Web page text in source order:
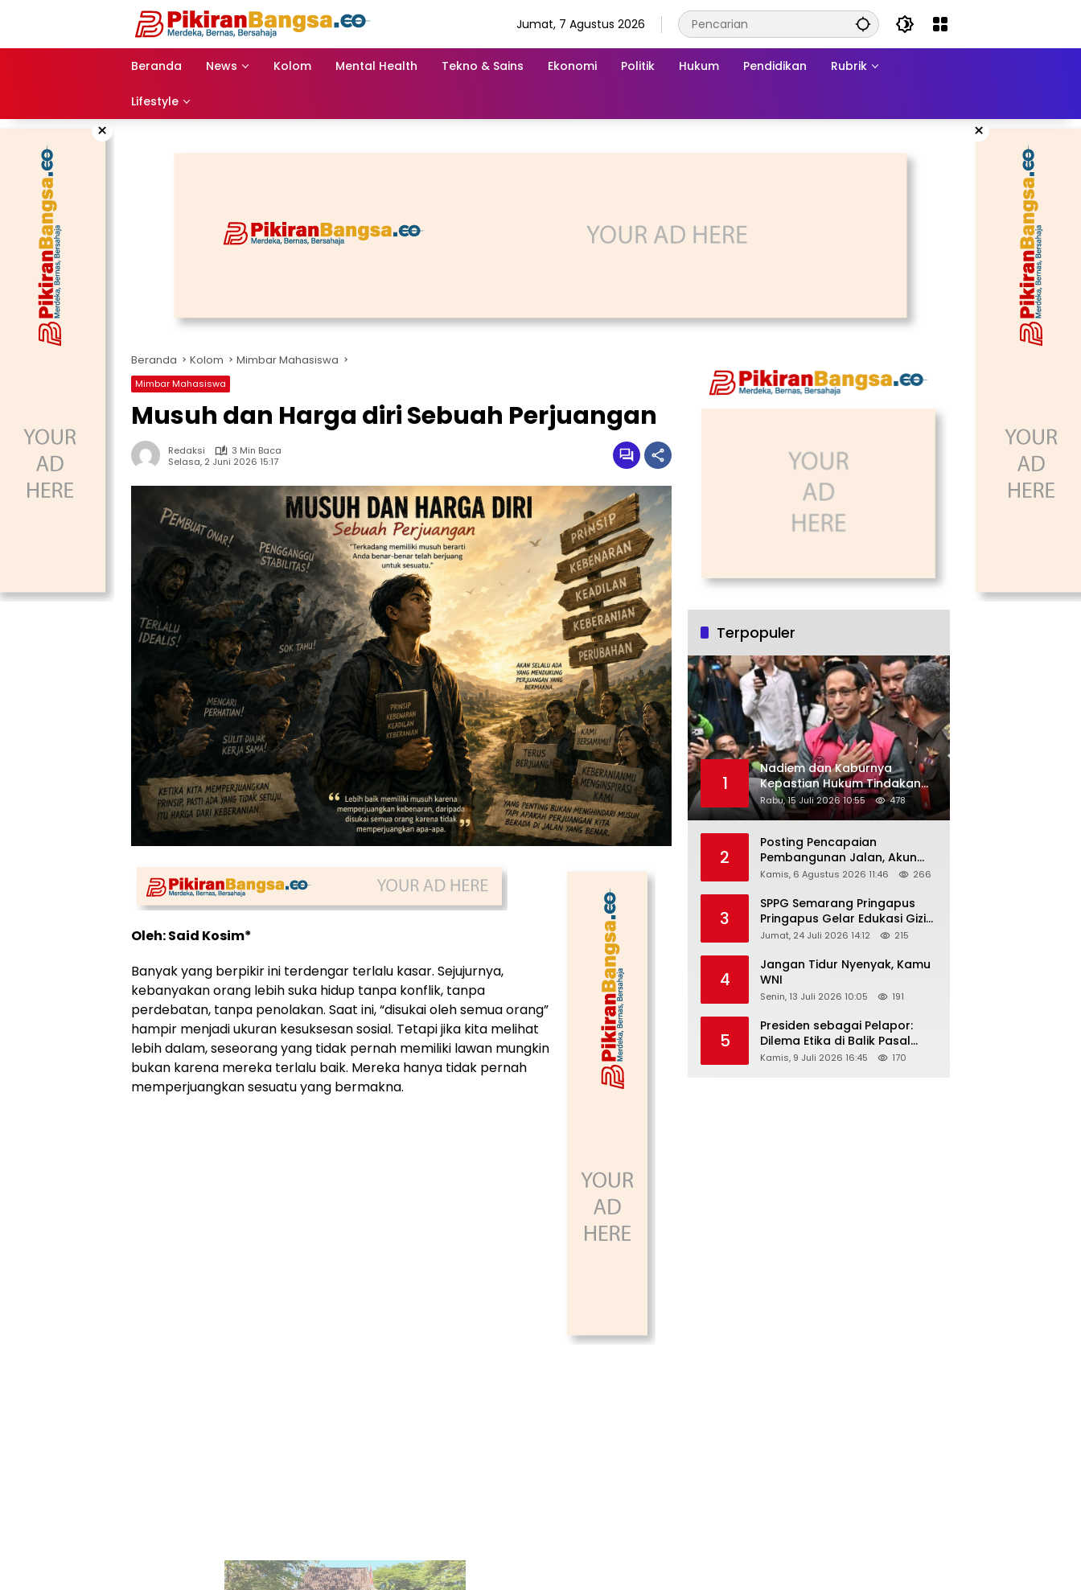
Jumat, 7 Agustus 2026
Beranda News Kolom Mental Health Tekno & Sains Ekonomi Politik Hukum Pendidikan Rubrik
Lifestyle
× ×
Beranda Kolom Mimbar Mahasiswa
Mimbar Mahasiswa
Musuh dan Harga diri Sebuah Perjuangan
Redaksi
3 Min Baca
Selasa, 2 Juni 2026 15:17
Oleh: Said Kosim*
Banyak yang berpikir ini terdengar terlalu kasar. Sejujurnya,
kebanyakan orang lebih suka hidup tanpa konflik, tanpa
perdebatan, tanpa penolakan. Saat ini, “disukai oleh semua orang”
hampir menjadi ukuran kesuksesan sosial. Tetapi jika kita melihat
lebih dalam, seseorang yang tidak pernah memiliki lawan mungkin
bukan karena mereka terlalu baik. Mereka hanya tidak pernah
memperjuangkan sesuatu yang bermakna.
Terpopuler
1
Nadiem dan Kaburnya
Kepastian Hukum Tindakan
Pejabat Publik
Rabu, 15 Juli 2026 10:55 478
2
Posting Pencapaian
Pembangunan Jalan, Akun
Facebook Pemerintah
“Dirujak” Warganet
Kamis, 6 Agustus 2026 11:46 266
3
SPPG Semarang Pringapus
Pringapus Gelar Edukasi Gizi
di PAUD Bina Balita Peringati
Jumat, 24 Juli 2026 14:12 215
4
Jangan Tidur Nyenyak, Kamu
WNI
Senin, 13 Juli 2026 10:05 191
5
Presiden sebagai Pelapor:
Dilema Etika di Balik Pasal
218–220 KUHP
Kamis, 9 Juli 2026 16:45 170